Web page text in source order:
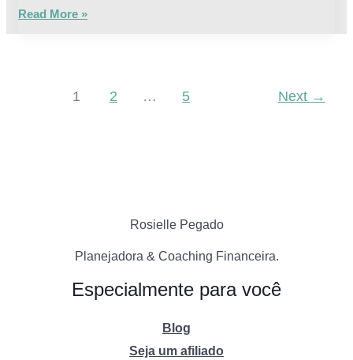
Read More »
1 2 … 5 Next →
Rosielle Pegado
Planejadora & Coaching Financeira.
Especialmente para você
Blog
Seja um afiliado